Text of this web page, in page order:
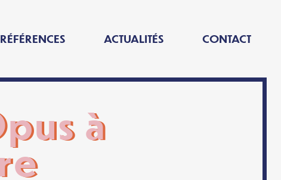
RÉFÉRENCES ACTUALITÉS CONTACT
à